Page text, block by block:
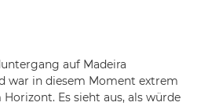
auf Madeira
war in diesem Moment extrem
Es sieht aus, als würde